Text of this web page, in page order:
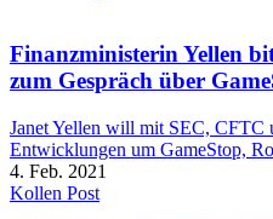
Finanzministerin Yellen
zum Gespräch über
Janet Yellen will mit SEC, CFTC
Entwicklungen um GameStop,
4. Feb. 2021
Kollen Post